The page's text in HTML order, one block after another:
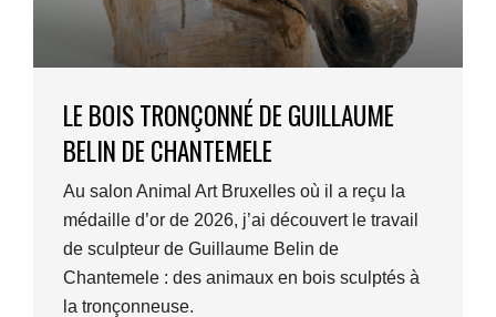
LE BOIS TRONÇONNÉ DE GUILLAUME
BELIN DE CHANTEMELE
Au salon Animal Art Bruxelles où il a reçu la
médaille d’or de 2026, j’ai découvert le travail
de sculpteur de Guillaume Belin de
Chantemele : des animaux en bois sculptés à
la tronçonneuse.